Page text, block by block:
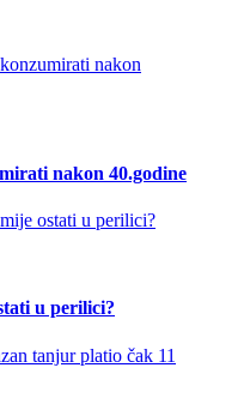
nakon 40.godine
u perilici?